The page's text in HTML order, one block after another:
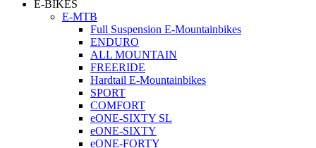
E-BIKES
E-MTB
Full Suspension E-Mountainbikes
ENDURO
ALL MOUNTAIN
FREERIDE
Hardtail E-Mountainbikes
SPORT
COMFORT
eONE-SIXTY SL
eONE-SIXTY
eONE-FORTY